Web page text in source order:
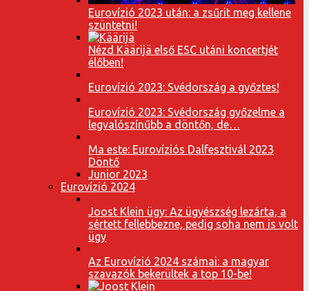
Eurovízió 2023 után: a zsűrit meg kellene
szüntetni!
Nézd Käärijä első ESC utáni koncertjét
élőben!
Eurovízió 2023: Svédország a győztes!
Eurovízió 2023: Svédország győzelme a
legvalószínűbb a döntőn, de…
Ma este: Eurovíziós Dalfesztivál 2023
Döntő
Junior 2023
Eurovízió 2024
Joost Klein ügy: Az ügyészség lezárta, a
sértett fellebbezne, pedig soha nem is volt
ügy
Az Eurovízió 2024 számai: a magyar
szavazók bekerültek a top 10-be!